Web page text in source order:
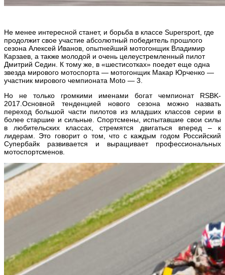
Не менее интересной станет, и борьба в классе Supersport, где
продолжит свое участие абсолютный победитель прошлого
сезона Алексей Иванов, опытнейший мотогонщик Владимир
Карзаев, а также молодой и очень целеустремленный пилот
Дмитрий Седин. К тому же, в «шестисотках» поедет еще одна
звезда мирового мотоспорта — мотогонщик Макар Юрченко —
участник мирового чемпионата Moto — 3.
Но не только громкими именами богат чемпионат RSBK-
2017.Основной тенденцией нового сезона можно назвать
переход большой части пилотов из младших классов серии в
более старшие и сильные. Спортсмены, испытавшие свои силы
в любительских классах, стремятся двигаться вперед – к
лидерам. Это говорит о том, что с каждым годом Российский
Супербайк развивается и выращивает профессиональных
мотоспортсменов.